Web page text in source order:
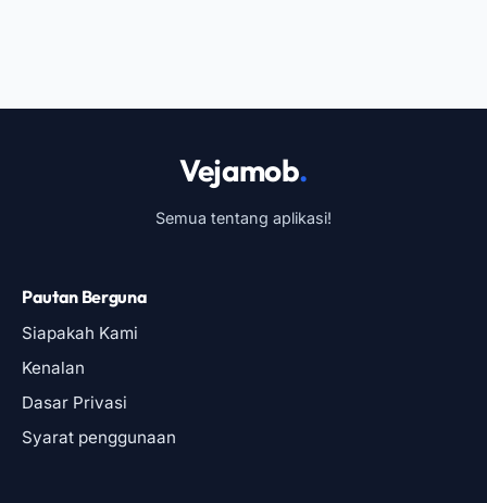
Vejamob.
Semua tentang aplikasi!
Pautan Berguna
Siapakah Kami
Kenalan
Dasar Privasi
Syarat penggunaan